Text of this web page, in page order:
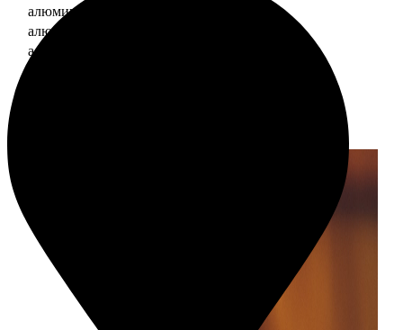
алюминиевая рамка с фото 10х15
алюминиевая рамка с фото 20х30
алюминиевая рамка с фото 30х40